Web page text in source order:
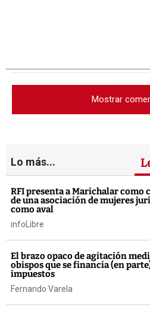
Mostrar
Lo más...
RFI presenta a Marichalar como
de una asociación de mujeres
como aval
infoLibre
El brazo opaco de agitación
obispos que se financia (en
impuestos
Fernando Varela